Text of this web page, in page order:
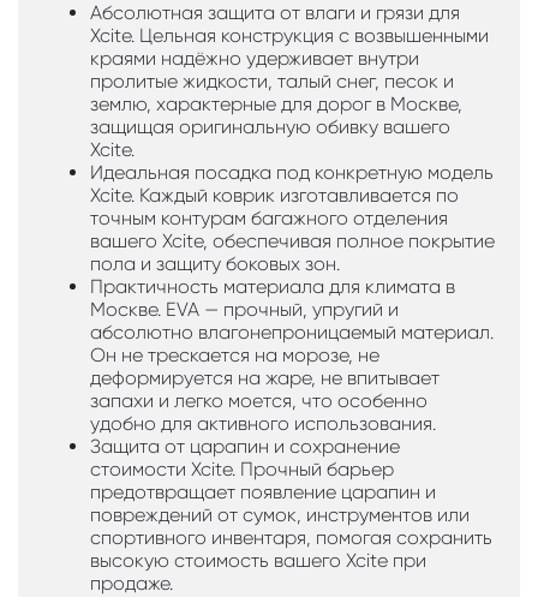
Абсолютная защита от влаги и грязи для
Xcite. Цельная конструкция с возвышенными
краями надёжно удерживает внутри
пролитые жидкости, талый снег, песок и
землю, характерные для дорог в Москве,
защищая оригинальную обивку вашего
Xcite.
Идеальная посадка под конкретную модель
Xcite. Каждый коврик изготавливается по
точным контурам багажного отделения
вашего Xcite, обеспечивая полное покрытие
пола и защиту боковых зон.
Практичность материала для климата в
Москве. EVA — прочный, упругий и
абсолютно влагонепроницаемый материал.
Он не трескается на морозе, не
деформируется на жаре, не впитывает
запахи и легко моется, что особенно
удобно для активного использования.
Защита от царапин и сохранение
стоимости Xcite. Прочный барьер
предотвращает появление царапин и
повреждений от сумок, инструментов или
спортивного инвентаря, помогая сохранить
высокую стоимость вашего Xcite при
продаже.